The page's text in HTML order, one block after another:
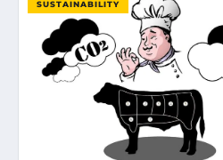
SUSTAINABILITY